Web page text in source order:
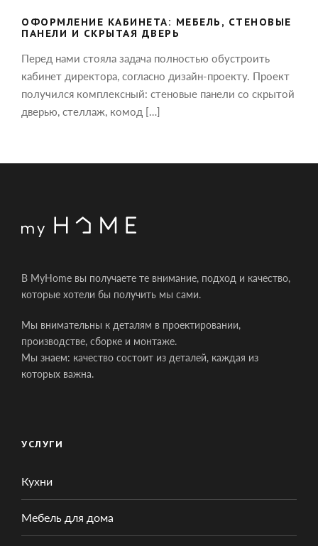
ОФОРМЛЕНИЕ КАБИНЕТА: МЕБЕЛЬ, СТЕНОВЫЕ
ПАНЕЛИ И СКРЫТАЯ ДВЕРЬ
Перед нами стояла задача полностью обустроить
кабинет директора, согласно дизайн-проекту. Проект
получился комплексный: стеновые панели со скрытой
дверью, стеллаж, комод […]
В MyHome вы получаете те внимание, подход и качество,
которые хотели бы получить мы сами.
Мы внимательны к деталям в проектировании,
производстве, сборке и монтаже.
Мы знаем: качество состоит из деталей, каждая из
которых важна.
УСЛУГИ
Кухни
Мебель для дома